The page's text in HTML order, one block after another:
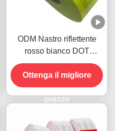
ODM Nastro riflettente
rosso bianco DOT
autoadesivo resistente
alle intemperie
Ottenga il migliore
prezzo